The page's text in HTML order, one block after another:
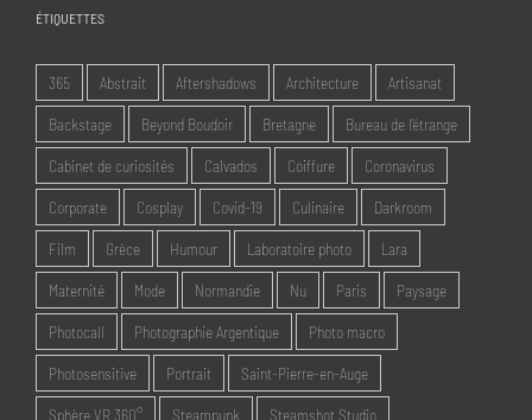
ÉTIQUETTES
365 Abstrait Aftershadows Architecture Artisanat
Backstage Beyond Boudoir Bretagne Bureau de l'étrange
Cabinet de curiosités Calvados Coiffure Coronavirus
Corporate Cosplay Covid-19 Culinaire Darkroom
Film Grèce Humour Laboratoire photo Lara
Maternité Mode Normandie Nu Paris Paysage
Photocall Photographie Argentique Photo macro
Photosensitive Portrait Saint-Pierre-en-Auge
Sphère VR 360° Steampunk Steamshot Studio